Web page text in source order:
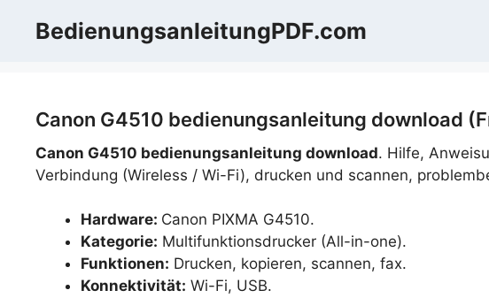
BedienungsanleitungPDF.com
Canon G4510 bedienungsanleitung download
Canon G4510 bedienungsanleitung download. Hilfe,
Verbindung (Wireless / Wi-Fi), drucken und scannen,
Hardware: Canon PIXMA G4510.
Kategorie: Multifunktionsdrucker (All-in-one).
Funktionen: Drucken, kopieren, scannen, fax.
Konnektivität: Wi-Fi, USB.